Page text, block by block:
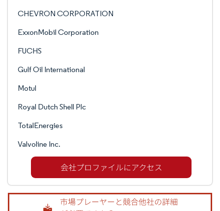
CHEVRON CORPORATION
ExxonMobil Corporation
FUCHS
Gulf Oil International
Motul
Royal Dutch Shell Plc
TotalEnergies
Valvoline Inc.